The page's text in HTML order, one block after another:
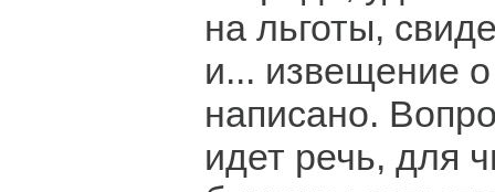
на льготы,
и... извещение
написано.
идет речь, для